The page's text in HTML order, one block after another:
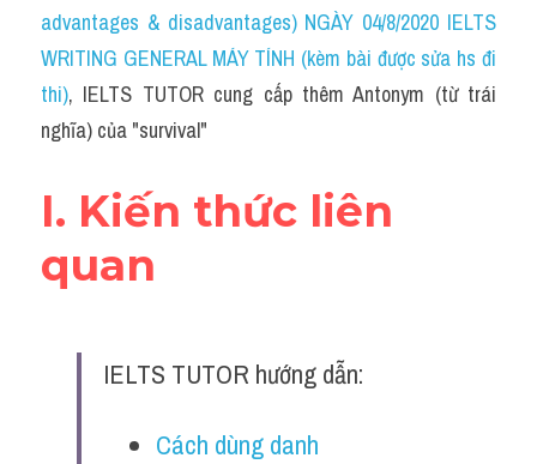
Idiom
Grammar
Collocation
Cách dùng từ
Phân biệt từ
Writing
advantages & disadvantages) NGÀY 04/8/2020 IELTS
WRITING GENERAL MÁY TÍNH (kèm bài được sửa hs đi
thi), IELTS TUTOR cung cấp thêm Antonym (từ trái
nghĩa) của "survival"
I. Kiến thức liên
quan
IELTS TUTOR hướng dẫn:
Cách dùng danh